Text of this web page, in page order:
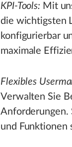
KPI-Tools: Mit
die wichtigsten
konfigurierbar
maximale
Flexibles
Verwalten Sie
Anforderungen.
und Funktionen